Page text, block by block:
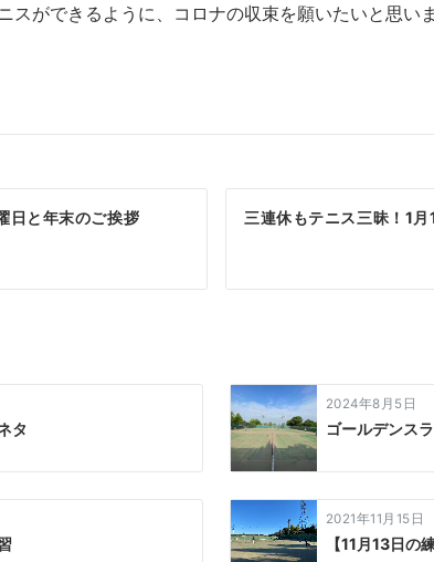
スができるように、コロナの収束を願いたいと思いま
日と年末のご挨拶 三連休もテニス三昧！1
タ
2024年8月5日
ゴールデンス
2021年11月15日
【11月13日の